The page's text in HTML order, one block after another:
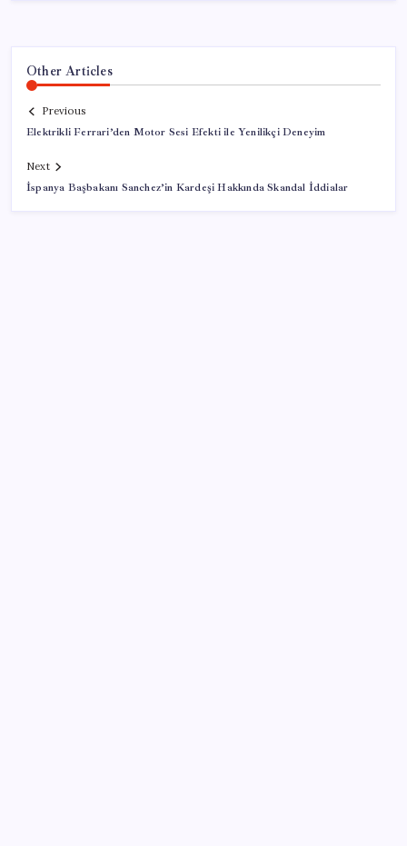
Other Articles
Previous
Elektrikli Ferrari’den Motor Sesi Efekti ile Yenilikçi Deneyim
Next
İspanya Başbakanı Sanchez’in Kardeşi Hakkında Skandal İddialar